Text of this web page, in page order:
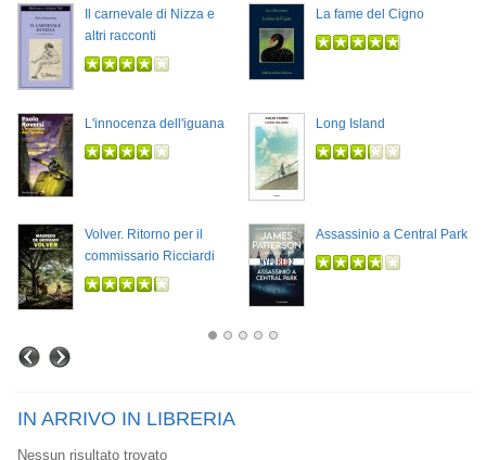
Il carnevale di Nizza e
altri racconti
La fame del Cigno
L'innocenza dell'iguana Long Island
Volver. Ritorno per il
commissario Ricciardi
Assassinio a Central Park
IN ARRIVO IN LIBRERIA
Nessun risultato trovato